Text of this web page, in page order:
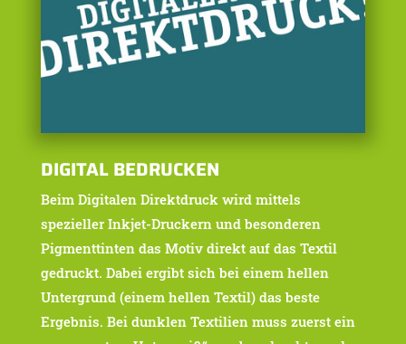
DIGITAL BEDRUCKEN
Beim Digitalen Direktdruck wird mittels
spezieller Inkjet-Druckern und besonderen
Pigmenttinten das Motiv direkt auf das Textil
gedruckt. Dabei ergibt sich bei einem hellen
Untergrund (einem hellen Textil) das beste
Ergebnis. Bei dunklen Textilien muss zuerst ein